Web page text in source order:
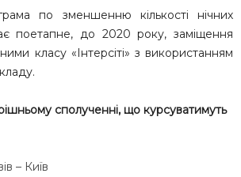
по зменшенню кількості нічних
поетапне, до 2020 року, заміщення
класу «Інтерсіті» з використанням
сполученні, що курсуватимуть
– Київ